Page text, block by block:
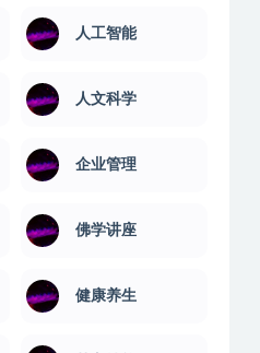
人工智能
人文科学
企业管理
佛学讲座
健康养生